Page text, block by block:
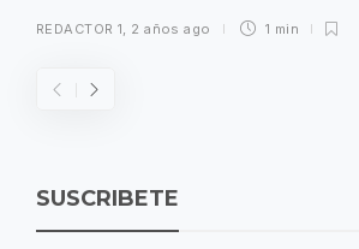
REDACTOR 1, 2 años ago 1 min
SUSCRIBETE